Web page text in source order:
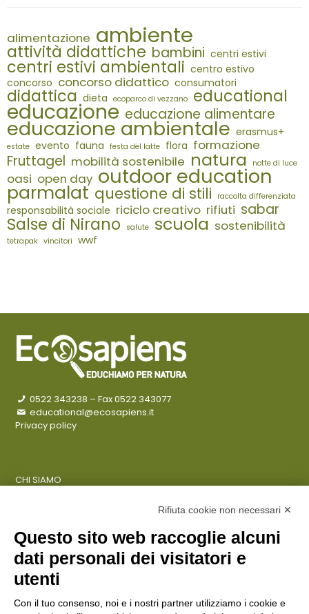
alimentazione ambiente
attività didattiche bambini centri estivi
centri estivi ambientali centro estivo
concorso concorso didattico consumatori
didattica dieta ecoparco di vezzano educational
educazione educazione alimentare
educazione ambientale erasmus+
estate evento fauna festa del latte flora formazione
Fruttagel mobilità sostenibile natura notte di luce
oasi open day outdoor education
parmalat questione di stili raccolta differenziata
responsabilità sociale riciclo creativo rifiuti sabar
Salse di Nirano salute scuola sostenibilità
tetrapak vincitori wwf
0522 343238 – Fax 0522 343077
educational@ecosapiens.it
Privacy policy
CHI SIAMO
ENTI PUBBLICI
SCUOLE
CITTADINI E FAMIGLIE
Rifiuta cookie non necessari ✕
Questo sito web raccoglie alcuni
dati personali dei visitatori e
utenti
Con il tuo consenso, noi e i nostri partner utilizziamo i cookie e